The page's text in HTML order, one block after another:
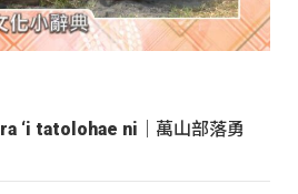
‘i tatolohae ni｜萬山部落勇